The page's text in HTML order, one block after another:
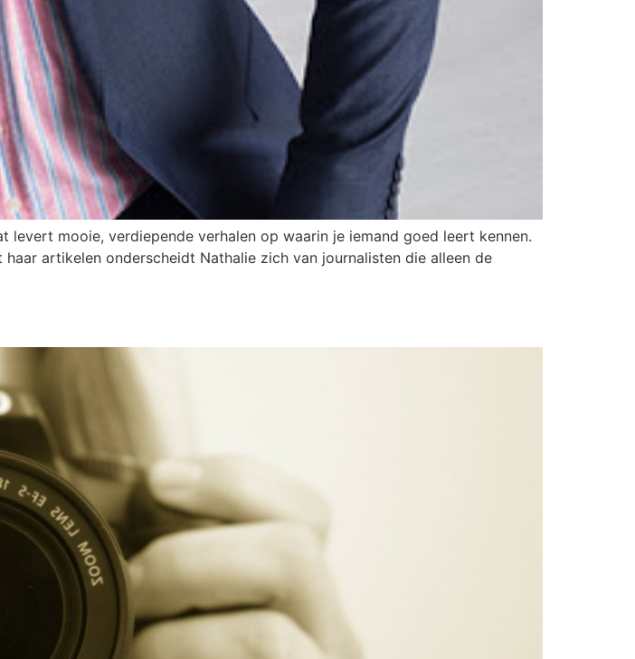
mooie, verdiepende verhalen op waarin je iemand goed leert kennen.
artikelen onderscheidt Nathalie zich van journalisten die alleen de